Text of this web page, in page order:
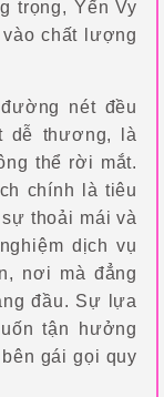
trọng, Yến Vy
chất lượng
nét đều
dễ thương, là
thể rời mắt.
chính là tiêu
thoải mái và
dịch vụ
nơi mà đẳng
đầu. Sự lựa
tận hưởng
gái gọi quy